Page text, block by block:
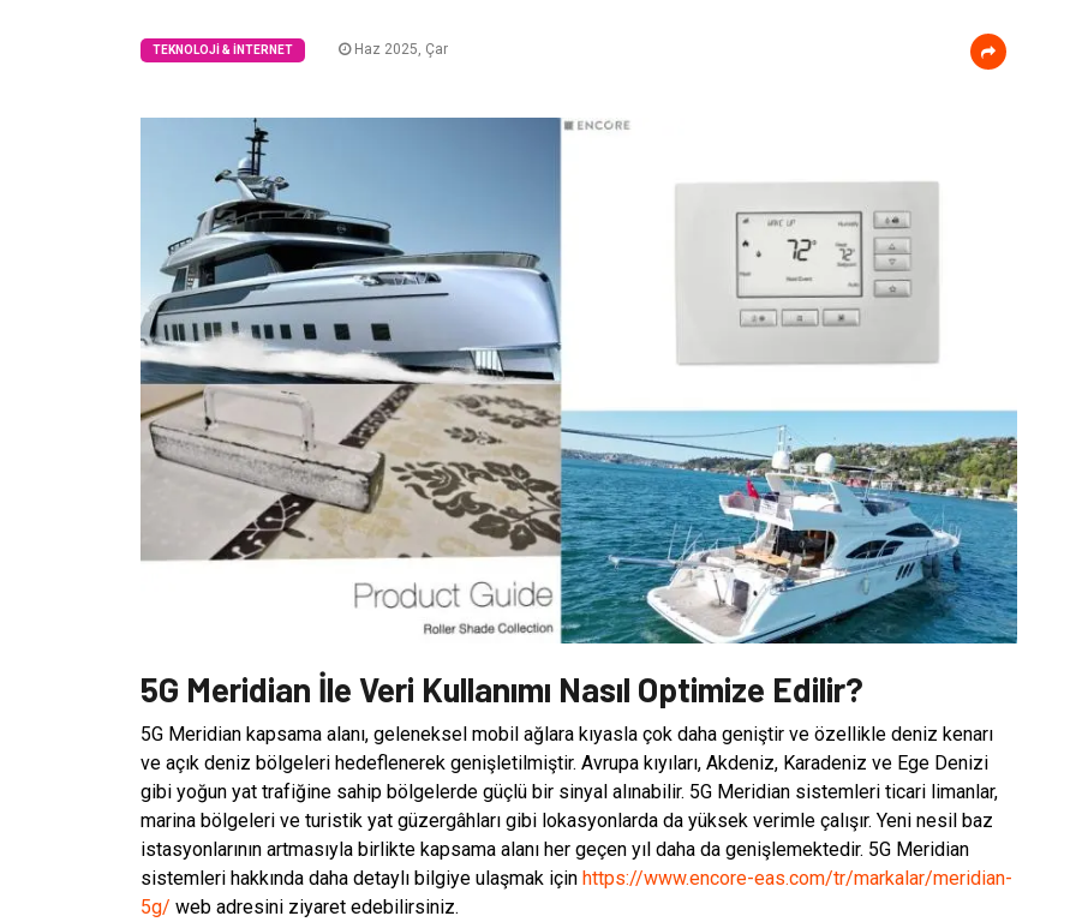
TEKNOLOJI & İNTERNET Haz 2025, Çar
5G Meridian İle Veri Kullanımı Nasıl Optimize Edilir?
5G Meridian kapsama alanı, geleneksel mobil ağlara kıyasla çok daha geniştir ve özellikle deniz kenarı
ve açık deniz bölgeleri hedeflenerek genişletilmiştir. Avrupa kıyıları, Akdeniz, Karadeniz ve Ege Denizi
gibi yoğun yat trafiğine sahip bölgelerde güçlü bir sinyal alınabilir. 5G Meridian sistemleri ticari limanlar,
marina bölgeleri ve turistik yat güzergâhları gibi lokasyonlarda da yüksek verimle çalışır. Yeni nesil baz
istasyonlarının artmasıyla birlikte kapsama alanı her geçen yıl daha da genişlemektedir. 5G Meridian
sistemleri hakkında daha detaylı bilgiye ulaşmak için https://www.encore-eas.com/tr/markalar/meridian-
5g/ web adresini ziyaret edebilirsiniz.